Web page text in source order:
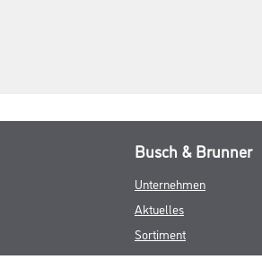
Busch & Brunner
Unternehmen
Aktuelles
Sortiment
Eigenmarken